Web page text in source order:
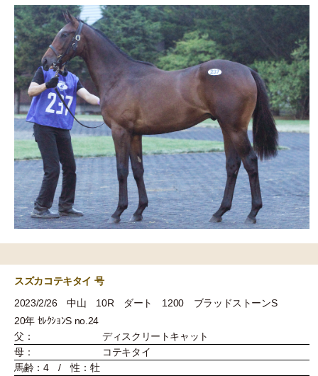
スズカコテキタイ 号
2023/2/26 中山 10R ダート 1200 ブラッドストーンS
20年 ｾﾚｸｼｮﾝS no.24
父：
ディスクリートキャット
母：
コテキタイ
馬齢：4 / 性：牡